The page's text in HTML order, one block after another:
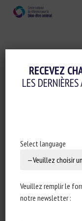
Type de document :
RECEVEZ
LES
Select language
Veuillez remplir le
notre newsletter :